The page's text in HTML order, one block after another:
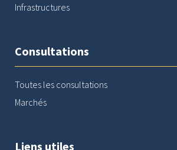
Infrastructures
Consultations
Toutes les consultations
Marchés
Liens utiles